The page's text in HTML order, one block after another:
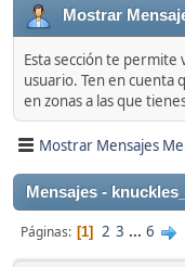
Mostrar
Esta sección te permite
usuario. Ten en cuenta
en zonas a las que
Mostrar Mensajes
Mensajes -
Páginas 1 2 3 ... 6